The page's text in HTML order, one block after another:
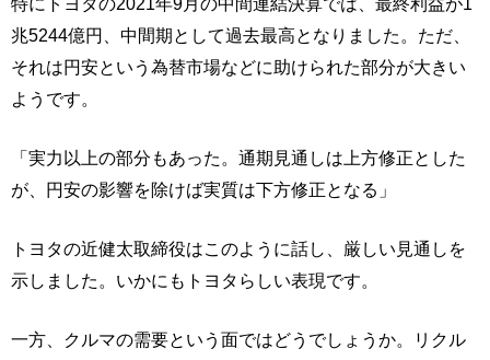
兆5244億円、中間期として過去最高となりました。ただ、
それは円安という為替市場などに助けられた部分が大きい
ようです。
「実力以上の部分もあった。通期見通しは上方修正とした
が、円安の影響を除けば実質は下方修正となる」
トヨタの近健太取締役はこのように話し、厳しい見通しを
示しました。いかにもトヨタらしい表現です。
一方、クルマの需要という面ではどうでしょうか。リクル